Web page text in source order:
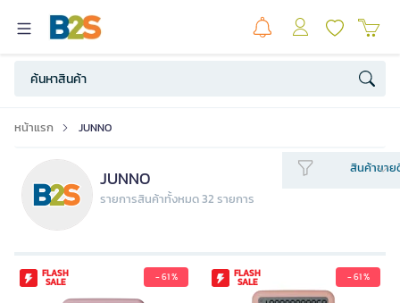
หน้าแรก JUNNO
JUNNO
รายการสินค้าทั้งหมด 32 รายการ
สินค้าขาย
FLASH
SALE - 61 % FLASH
SALE - 61 %